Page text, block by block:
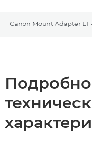
Canon Mount Adapter